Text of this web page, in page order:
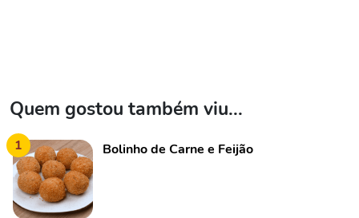
Quem gostou também viu...
1 Bolinho de Carne e Feijão